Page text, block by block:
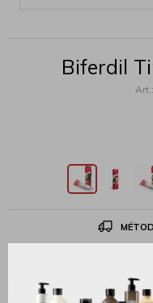
Biferdil
Productos